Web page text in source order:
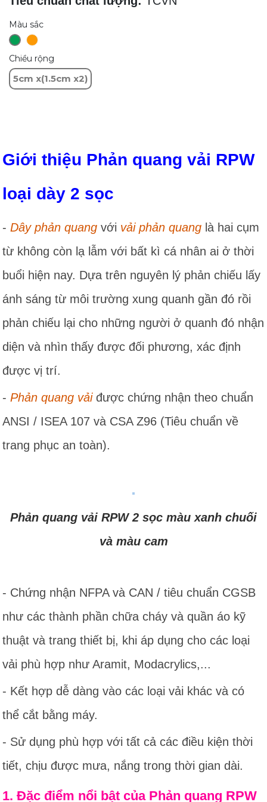
Màu sắc
Chiều rộng
5cm x(1.5cm x2)
Giới thiệu Phản quang vải RPW
loại dày 2 sọc
-Dây phản quang với vải phản quang là hai cụm
từ không còn lạ lẫm với bất kì cá nhân ai ở thời
buổi hiện nay. Dựa trên nguyên lý phản chiếu lấy
ánh sáng từ môi trường xung quanh gần đó rồi
phản chiếu lại cho những người ở quanh đó nhận
diện và nhìn thấy được đối phương, xác định
được vị trí.
-Phản quang vảiđược chứng nhận theo chuẩn
ANSI / ISEA 107 và CSA Z96 (Tiêu chuẩn về
trang phục an toàn).
Phản quang vải RPW 2 sọc màu xanh chuối
và màu cam
- Chứng nhận NFPA và CAN / tiêu chuẩn CGSB
như các thành phần chữa cháy và quần áo kỹ
thuật và trang thiết bị, khi áp dụng cho các loại
vải phù hợp như Aramit, Modacrylics,...
- Kết hợp dễ dàng vào các loại vải khác và có
thể cắt bằng máy.
- Sử dụng phù hợp với tất cả các điều kiện thời
tiết, chịu được mưa, nắng trong thời gian dài.
1. Đặc điểm nổi bật của Phản quang RPW